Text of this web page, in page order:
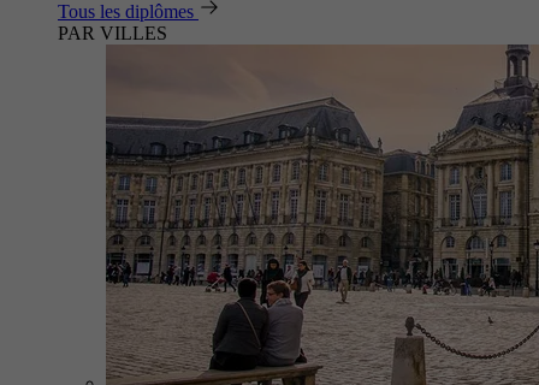
Tous les diplômes
PAR VILLES